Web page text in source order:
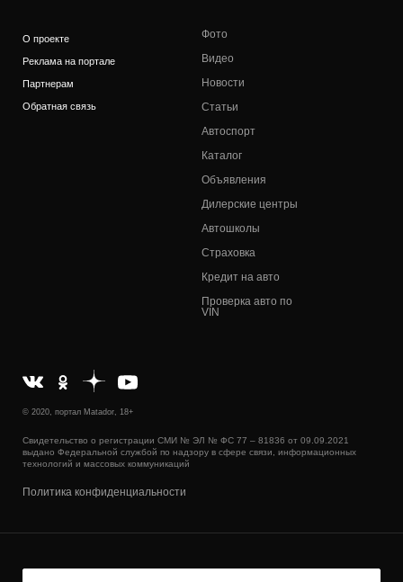
О проекте
Реклама на портале
Партнерам
Обратная связь
Фото
Видео
Новости
Статьи
Автоспорт
Каталог
Объявления
Дилерские центры
Автошколы
Страховка
Кредит на авто
Проверка авто по
VIN
© 2020, портал Matador, 18+
Свидетельство о регистрации СМИ № ЭЛ № ФС 77 – 81836 от 09.09.2021
выдано Федеральной службой по надзору в сфере связи, информационных
технологий и массовых коммуникаций
Политика конфиденциальности